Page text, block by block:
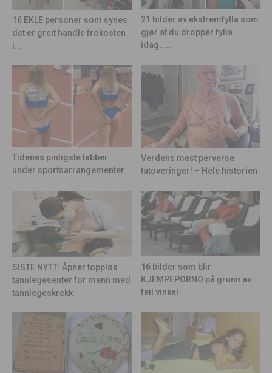
16 EKLE personer som synes
det er greit handle frokosten
i...
21 bilder av ekstremfylla som
gjør at du dropper fylla
idag.....
Tidenes pinligste tabber
under sportsarrangementer
Verdens mest perverse
tatoveringer! – Hele historien
SISTE NYTT: Åpner toppløs
tannlegesenter for menn med
tannlegeskrekk
16 bilder som blir
KJEMPEPORNO på grunn av
feil vinkel